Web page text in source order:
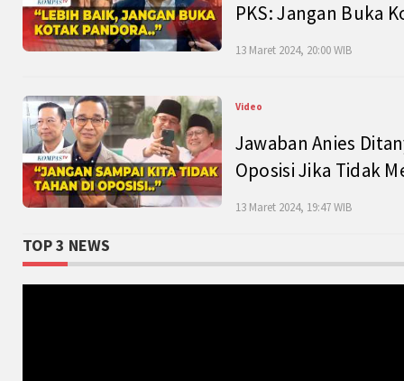
PKS: Jangan Buka
13 Maret 2024, 20:00 WIB
Video
Jawaban Anies
Oposisi Jika Tidak
13 Maret 2024, 19:47 WIB
TOP 3 NEWS